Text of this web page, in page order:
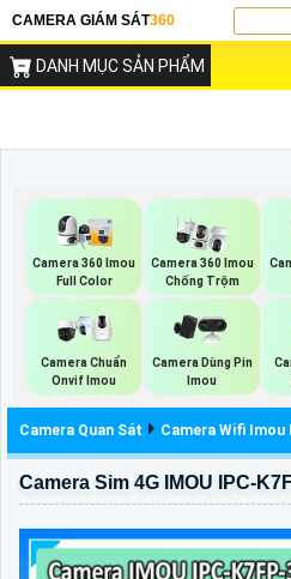
CAMERA GIÁM SÁT360
DANH MỤC SẢN PHẨM
Camera 360 Imou
Full Color
Camera 360 Imou
Chống Trộm
Camera Chuẩn
Onvif Imou
Camera Dùng Pin
Imou
Camera Quan Sát Camera Wifi Imou
Camera Sim 4G IMOU IPC-